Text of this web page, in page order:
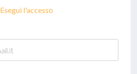
Esegui l'accesso